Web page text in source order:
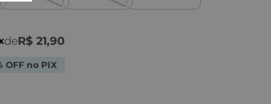
deR$ 21,90
OFF no PIX